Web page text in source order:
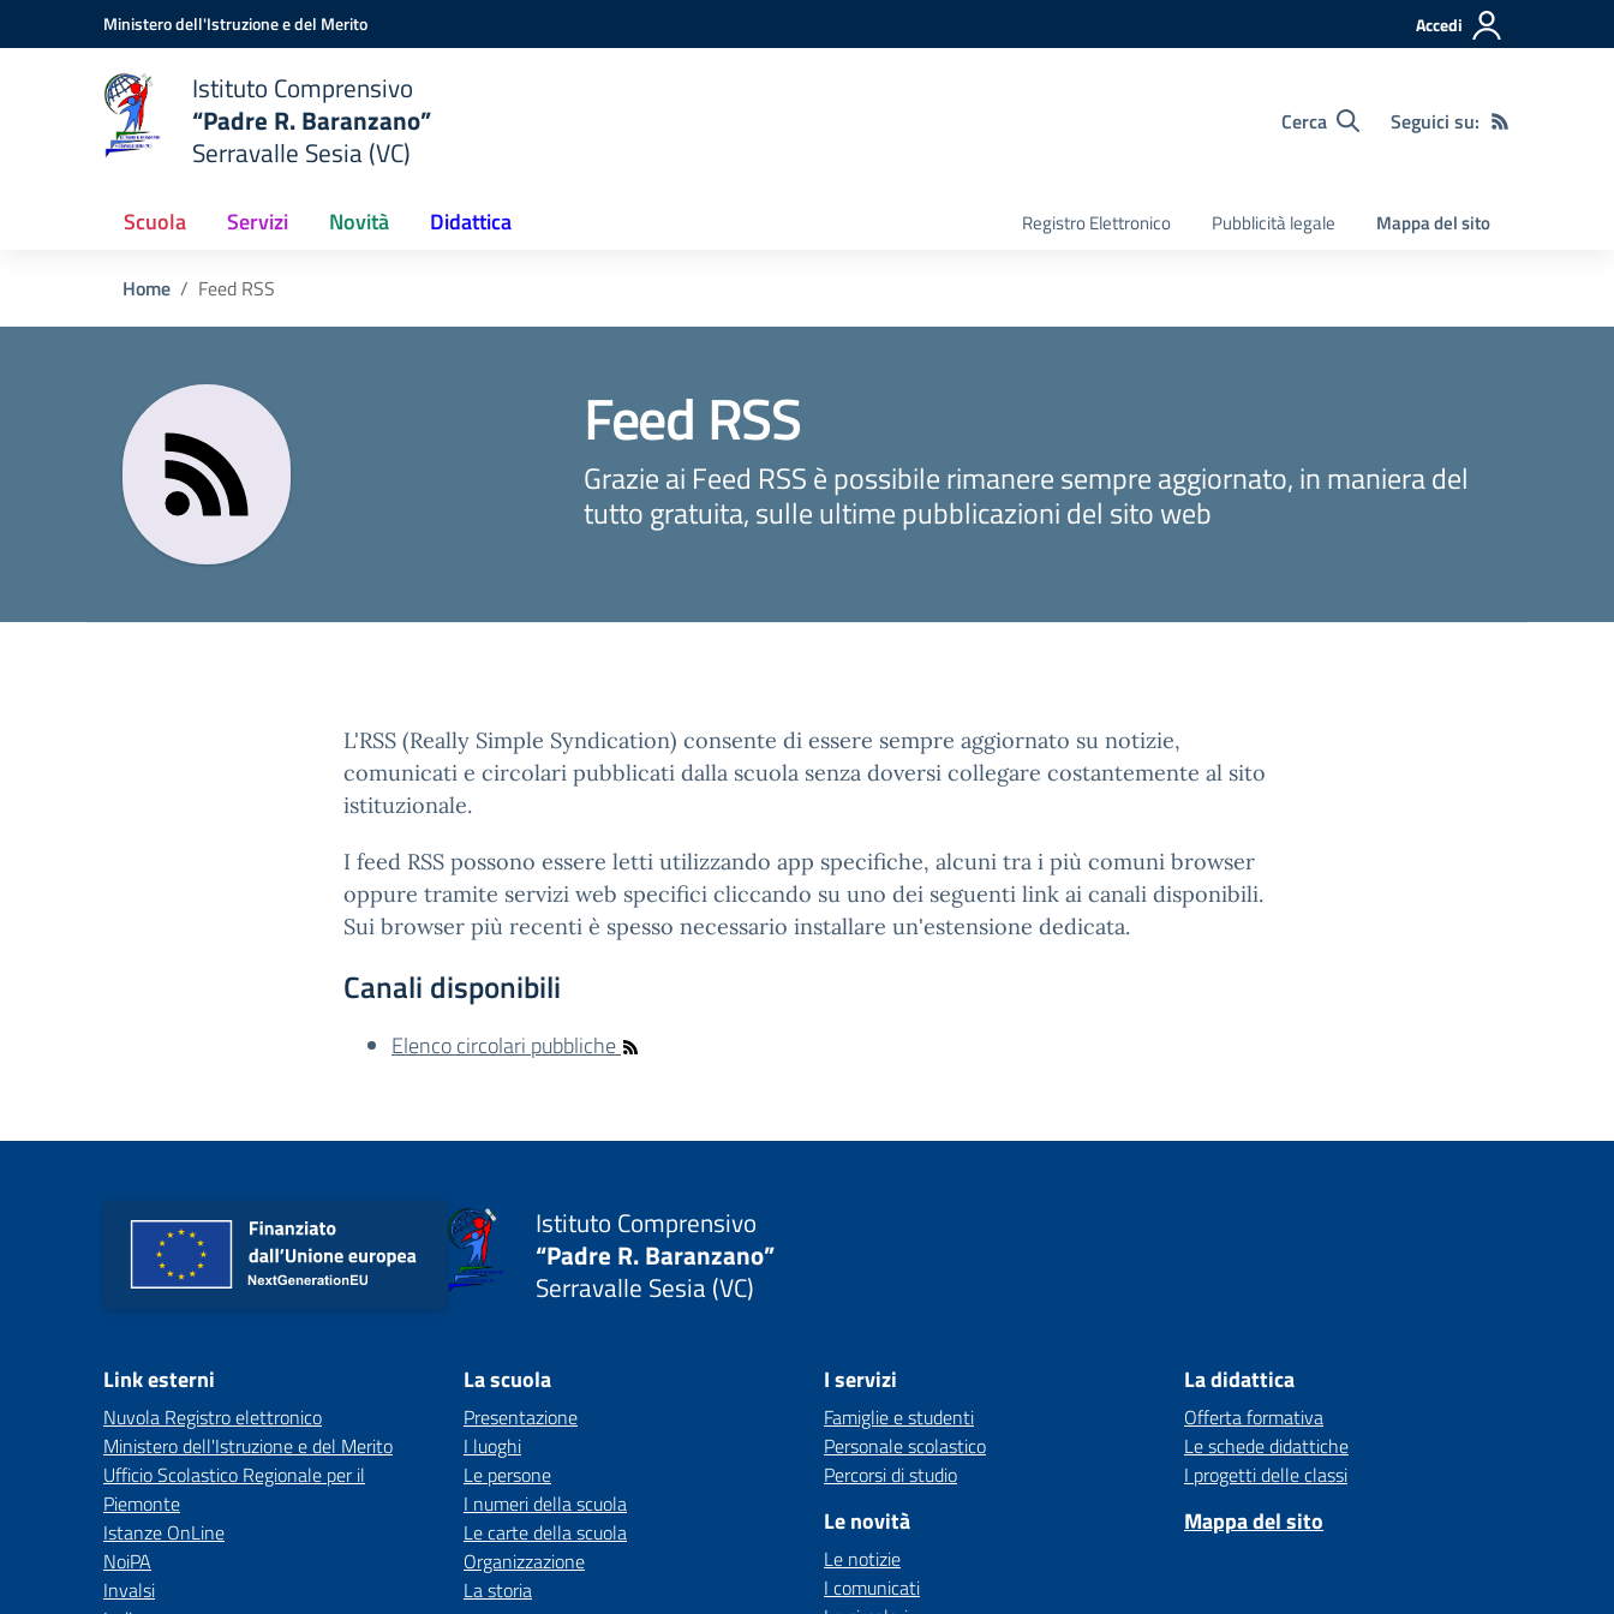
Vai ai contenuti
Vai al menu di navigazioneMinistero dell'Istruzione e del Merito Accedi
Istituto Comprensivo
“Padre R. Baranzano”
Serravalle Sesia (VC)
Cerca Seguici su:
Scuola Servizi Novità Didattica Registro Elettronico Pubblicità legale Mappa del sito
Home Feed RSS
Feed RSS
Grazie ai Feed RSS è possibile rimanere sempre aggiornato, in maniera del
tutto gratuita, sulle ultime pubblicazioni del sito web
L'RSS (Really Simple Syndication) consente di essere sempre aggiornato su notizie,
comunicati e circolari pubblicati dalla scuola senza doversi collegare costantemente al sito
istituzionale.
I feed RSS possono essere letti utilizzando app specifiche, alcuni tra i più comuni browser
oppure tramite servizi web specifici cliccando su uno dei seguenti link ai canali disponibili.
Sui browser più recenti è spesso necessario installare un'estensione dedicata.
Canali disponibili
Elenco circolari pubbliche
Istituto Comprensivo
“Padre R. Baranzano”
Serravalle Sesia (VC)
Link esterni
Nuvola Registro elettronico
Ministero dell'Istruzione e del Merito
Ufficio Scolastico Regionale per il
Piemonte
Istanze OnLine
NoiPA
Invalsi
La scuola
Presentazione
I luoghi
Le persone
I numeri della scuola
Le carte della scuola
Organizzazione
La storia
I servizi
Famiglie e studenti
Personale scolastico
Percorsi di studio
Le novità
Le notizie
I comunicati
La didattica
Offerta formativa
Le schede didattiche
I progetti delle classi
Mappa del sito